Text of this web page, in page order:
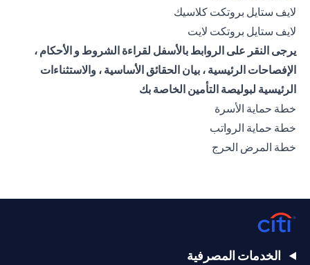
لايف ستايل بروتكت كلاسيك
لايف ستايل بروتكت لايت
يرجى النقر على الروابط بالأسفل لقراءة الشروط و الأحكام ،
الإفصاحات الرئيسية ، بيان الحقائق الأساسية ، والاستثناءات
الرئيسية لبوليصة التأمين الخاصة بك
خطة حماية الأسرة
خطة حماية الرواتب
خطة المرض الحرج
الخدمات المصرفية